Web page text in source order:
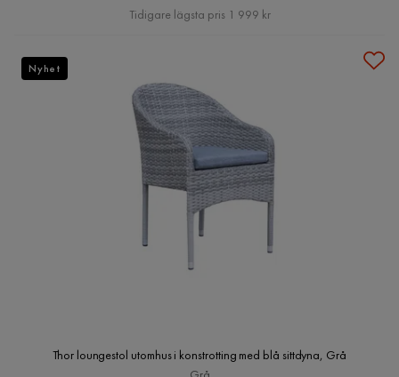
Pris
Tidigare lägsta pris 1 999 kr
Thor loungestol utomhus i konstrotting med blå sittdyna, Grå
Nyhet